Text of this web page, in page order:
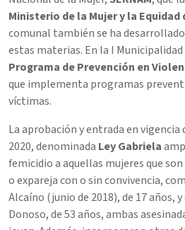
Ministerio de la Mujer y la Equidad
comunal también se ha
estas materias. En la I
Programa de Prevención en
que implementa programas
víctimas.
La aprobación y entrada en vigencia
2020, denominada Ley Gabriela
femicidio a aquellas mujeres que
o expareja con o sin convivencia,
Alcaíno (junio de 2018), de 17 años,
Donoso, de 53 años, ambas